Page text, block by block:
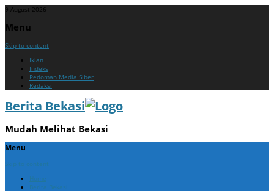
9 August 2026
Menu
Skip to content
Iklan
Indeks
Pedoman Media Siber
Redaksi
Berita Bekasi
Mudah Melihat Bekasi
Menu
Skip to content
Home
Berita Bekasi